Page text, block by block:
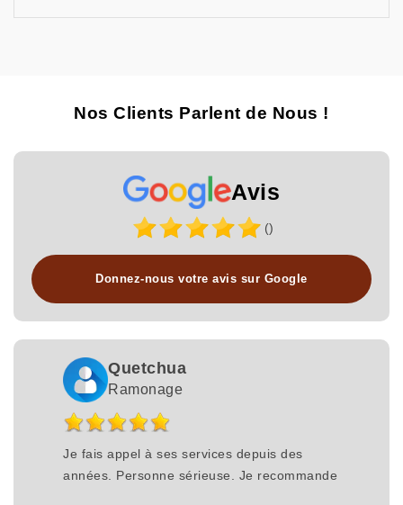
Nos Clients Parlent de Nous !
Avis
()
Donnez-nous votre avis sur Google
Quetchua
Ramonage
Je fais appel à ses services depuis des
années. Personne sérieuse. Je recommande